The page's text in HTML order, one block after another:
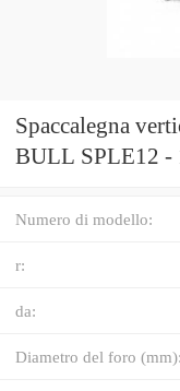
Spaccalegna
BULL SPLE12 -
Numero di modello:
r:
da:
Diametro del foro (mm):